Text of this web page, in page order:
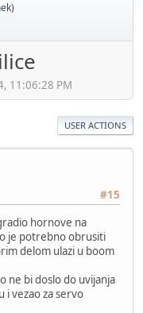
)
11:06:28 PM
USER ACTIONS
#15
hornove na
je potrebno obrusiti
delom ulazi u boom
ne bi doslo do uvijanja
i vezao za servo